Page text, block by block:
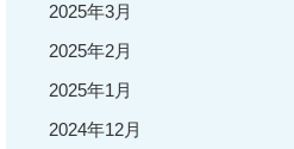
2025年3月
2025年2月
2025年1月
2024年12月